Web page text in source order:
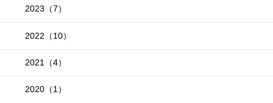
2023（7）
2022（10）
2021（4）
2020（1）